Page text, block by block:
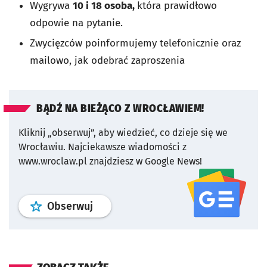
Wygrywa 10 i 18 osoba, która prawidłowo
odpowie na pytanie.
Zwycięzców poinformujemy telefonicznie oraz
mailowo, jak odebrać zaproszenia
BĄDŹ NA BIEŻĄCO Z WROCŁAWIEM!
Kliknij „obserwuj”, aby wiedzieć, co dzieje się we
Wrocławiu. Najciekawsze wiadomości z
www.wroclaw.pl znajdziesz w Google News!
Obserwuj profil serwisu